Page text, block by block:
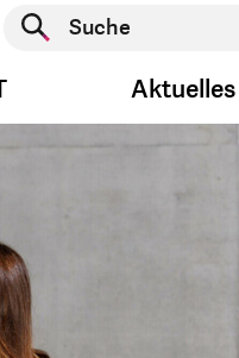
Suche starten
Aktuelles